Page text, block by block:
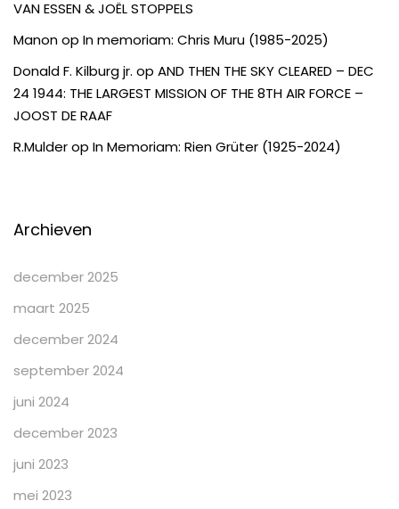
VAN ESSEN & JOËL STOPPELS
Manonop In memoriam: Chris Muru (1985-2025)
Donald F. Kilburg jr. op AND THEN THE SKY CLEARED – DEC
24 1944: THE LARGEST MISSION OF THE 8TH AIR FORCE –
JOOST DE RAAF
R.Mulderop In Memoriam: Rien Grüter (1925-2024)
Archieven
december 2025
maart 2025
december 2024
september 2024
juni 2024
december 2023
juni 2023
mei 2023